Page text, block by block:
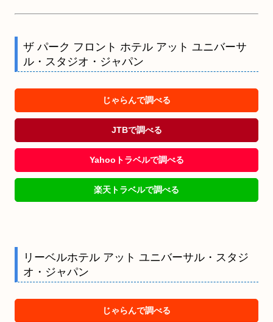
ザ パーク フロント ホテル アット ユニバーサ
ル・スタジオ・ジャパン
じゃらんで調べる
JTBで調べる
Yahooトラベルで調べる
楽天トラベルで調べる
リーベルホテル アット ユニバーサル・スタジ
オ・ジャパン
じゃらんで調べる